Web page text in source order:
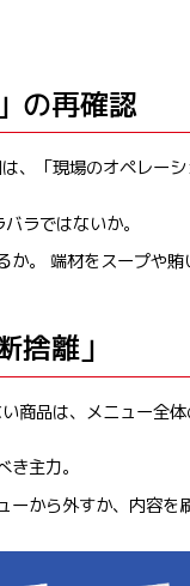
の再確認
、「現場のオペレー
ラではないか。
か。 端材をスープや
離」
商品は、メニュー全体
き主力。
ーから外すか、内容を